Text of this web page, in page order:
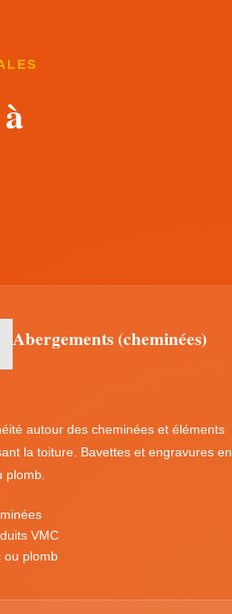
Abergements (cheminées)
autour des cheminées et éléments
la toiture. Bavettes et engravures en
plomb.
VMC
ou plomb